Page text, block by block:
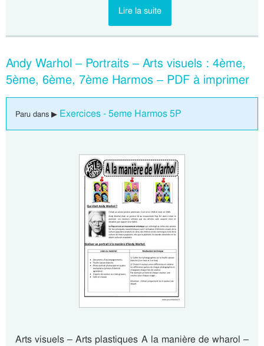
Lire la suite
Andy Warhol – Portraits – Arts visuels : 4ème,
5ème, 6ème, 7ème Harmos – PDF à imprimer
Paru dans ▶ Exercices - 5eme Harmos 5P
Arts visuels – Arts plastiques A la manière de wharol –